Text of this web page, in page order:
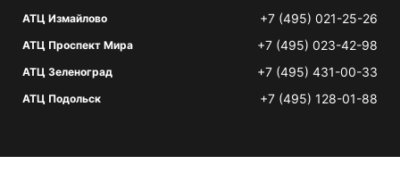
АТЦ Измайлово +7 (495) 021-25-26
АТЦ Проспект Мира +7 (495) 023-42-98
АТЦ Зеленоград +7 (495) 431-00-33
АТЦ Подольск +7 (495) 128-01-88